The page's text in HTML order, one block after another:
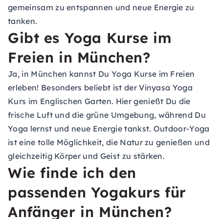
gemeinsam zu entspannen und neue Energie zu
tanken.
Gibt es Yoga Kurse im
Freien in München?
Ja, in München kannst Du Yoga Kurse im Freien
erleben! Besonders beliebt ist der Vinyasa Yoga
Kurs im Englischen Garten. Hier genießt Du die
frische Luft und die grüne Umgebung, während Du
Yoga lernst und neue Energie tankst. Outdoor-Yoga
ist eine tolle Möglichkeit, die Natur zu genießen und
gleichzeitig Körper und Geist zu stärken.
Wie finde ich den
passenden Yogakurs für
Anfänger in München?